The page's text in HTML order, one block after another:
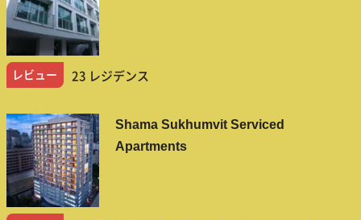
レビュー 23 レジデンス
Shama Sukhumvit Serviced
Apartments